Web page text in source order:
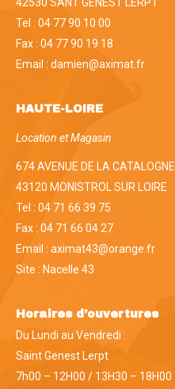
Tel : 04 77 90 10 00
Fax : 04 77 90 19 18
Email : damien@aximat.fr
HAUTE-LOIRE
Location et Magasin
674 AVENUE DE LA CATALOGNE
43120 MONISTROL SUR LOIRE
Tel : 04 71 66 39 75
Fax : 04 71 66 04 27
Email : aximat43@orange.fr
Site : Nacelle 43
Horaires d’ouvertures
Du Lundi au Vendredi :
Saint Genest Lerpt
7h00 – 12H00 / 13H30 – 18H00